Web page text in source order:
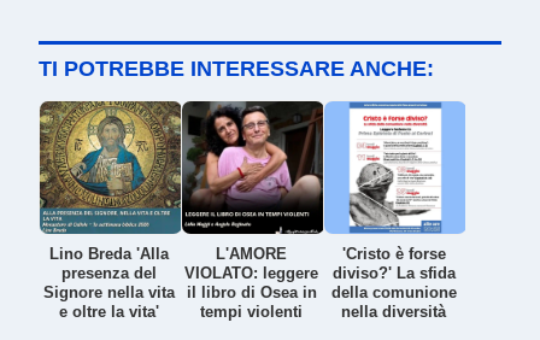
TI POTREBBE INTERESSARE ANCHE:
Lino Breda 'Alla
presenza del
Signore nella vita
e oltre la vita'
L'AMORE
VIOLATO: leggere
il libro di Osea in
tempi violenti
'Cristo è forse
diviso?' La sfida
della comunione
nella diversità